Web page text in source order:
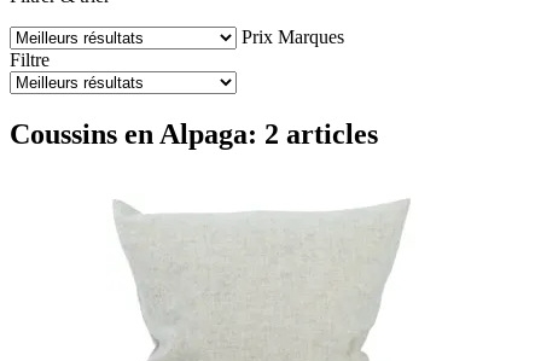
Prix Marques
Filtre
Coussins en Alpaga: 2 articles